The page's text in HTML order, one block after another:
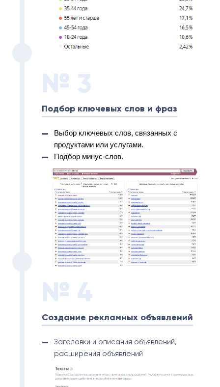
№ 3
Подбор ключевых слов и фраз
Выбор ключевых слов, связанных с
продуктами или услугами.
Подбор минус-слов.
№ 4
Создание рекламных объявлений
Заголовки и описания объявлений,
расширения объявлений